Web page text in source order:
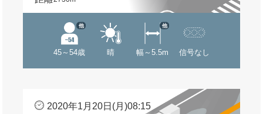
45～54歳
他
晴 幅～5.5m
他
信号なし
2020年1月20日(月)08:15